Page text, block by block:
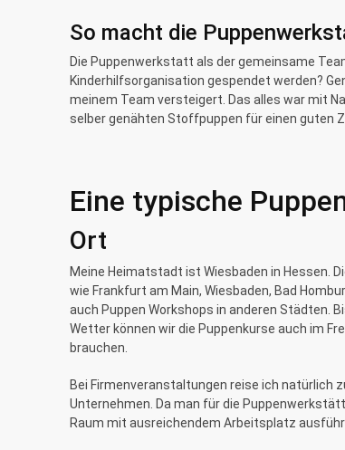
So macht die
Die Puppenwerkstatt als der gemeinsame
Kinderhilfsorganisation gespendet werden?
meinem Team versteigert. Das alles war mit
selber genähten Stoffpuppen für einen guten
Eine typische
Ort
Meine Heimatstadt ist Wiesbaden in Hessen.
wie Frankfurt am Main, Wiesbaden, Bad
auch Puppen Workshops in anderen Städten.
Wetter können wir die Puppenkurse auch im
brauchen.
Bei Firmenveranstaltungen reise ich natürlich
Unternehmen. Da man für die
Raum mit ausreichendem Arbeitsplatz